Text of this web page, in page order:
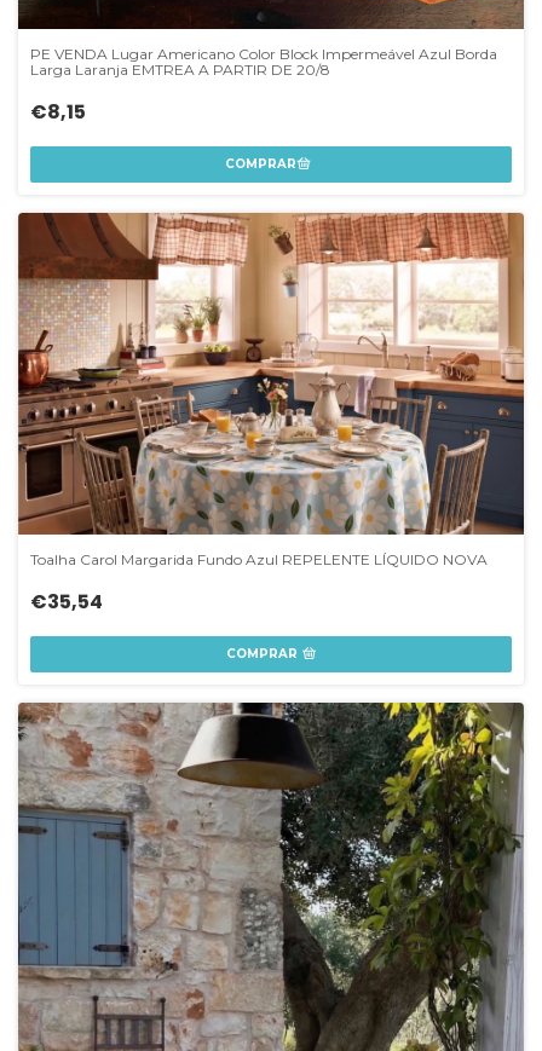
PE VENDA Lugar Americano Color Block Impermeável Azul Borda
Larga Laranja EMTREA A PARTIR DE 20/8
€8,15
Toalha Carol Margarida Fundo Azul REPELENTE LÍQUIDO NOVA
€35,54
COMPRAR